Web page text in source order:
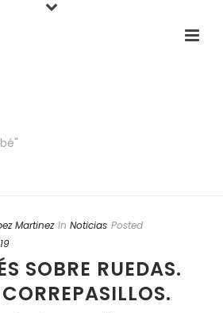
Martinez In Noticias Posted
SOBRE RUEDAS.